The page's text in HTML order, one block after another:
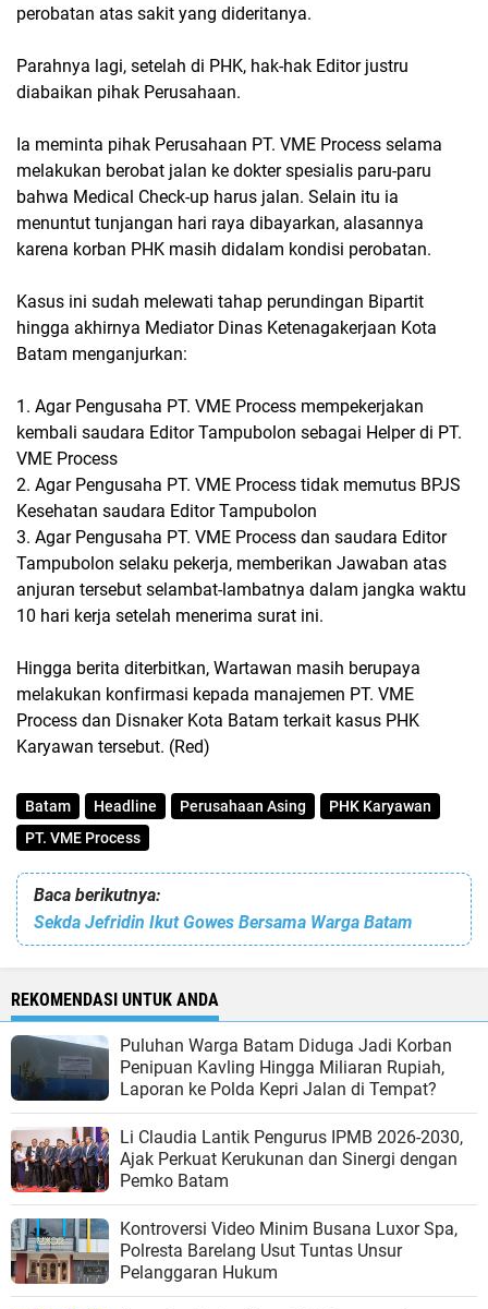
perobatan atas sakit yang dideritanya.
Parahnya lagi, setelah di PHK, hak-hak Editor justru
diabaikan pihak Perusahaan.
Ia meminta pihak Perusahaan PT. VME Process selama
melakukan berobat jalan ke dokter spesialis paru-paru
bahwa Medical Check-up harus jalan. Selain itu ia
menuntut tunjangan hari raya dibayarkan, alasannya
karena korban PHK masih didalam kondisi perobatan.
Kasus ini sudah melewati tahap perundingan Bipartit
hingga akhirnya Mediator Dinas Ketenagakerjaan Kota
Batam menganjurkan:
1. Agar Pengusaha PT. VME Process mempekerjakan
kembali saudara Editor Tampubolon sebagai Helper di PT.
VME Process
2. Agar Pengusaha PT. VME Process tidak memutus BPJS
Kesehatan saudara Editor Tampubolon
3. Agar Pengusaha PT. VME Process dan saudara Editor
Tampubolon selaku pekerja, memberikan Jawaban atas
anjuran tersebut selambat-lambatnya dalam jangka waktu
10 hari kerja setelah menerima surat ini.
Hingga berita diterbitkan, Wartawan masih berupaya
melakukan konfirmasi kepada manajemen PT. VME
Process dan Disnaker Kota Batam terkait kasus PHK
Karyawan tersebut. (Red)
Batam Headline Perusahaan Asing
PHK Karyawan
PT. VME Process
Baca berikutnya:
Sekda Jefridin Ikut Gowes Bersama Warga Batam
REKOMENDASI UNTUK ANDA
Puluhan Warga Batam Diduga Jadi Korban
Penipuan Kavling Hingga Miliaran Rupiah,
Laporan ke Polda Kepri Jalan di Tempat?
Li Claudia Lantik Pengurus IPMB 2026-2030,
Ajak Perkuat Kerukunan dan Sinergi dengan
Pemko Batam
Kontroversi Video Minim Busana Luxor Spa,
Polresta Barelang Usut Tuntas Unsur
Pelanggaran Hukum